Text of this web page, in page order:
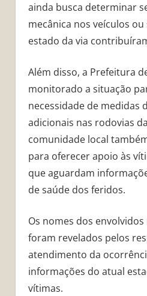
ainda busca determinar
mecânica nos veículos
estado da via
Além disso, a Prefeitura
monitorado a situação
necessidade de medidas
adicionais nas rodovias
comunidade local
para oferecer apoio às
que aguardam
de saúde dos feridos.
Os nomes dos
foram revelados pelos
atendimento da
informações do atual
vítimas.